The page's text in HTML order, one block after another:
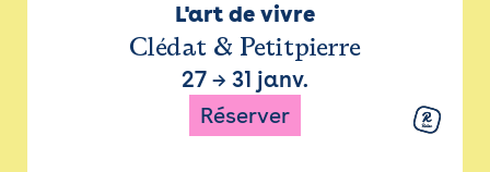
L'art de vivre
Clédat & Petitpierre
27 → 31 janv.
Réserver